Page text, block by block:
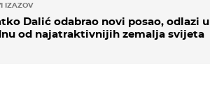
IZAZOV
Dalić odabrao novi posao, odlazi u
od najatraktivnijih zemalja svijeta